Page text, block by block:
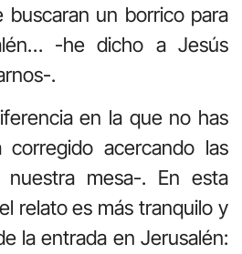
buscaran un borrico para
-he dicho a Jesús
.
en la que no has
acercando las
mesa-. En esta
relato es más tranquilo y
la entrada en Jerusalén: